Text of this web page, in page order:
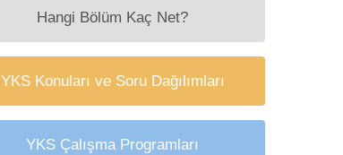
Hangi Bölüm Kaç Net?
YKS Konuları ve Soru Dağılımları
YKS Çalışma Programları